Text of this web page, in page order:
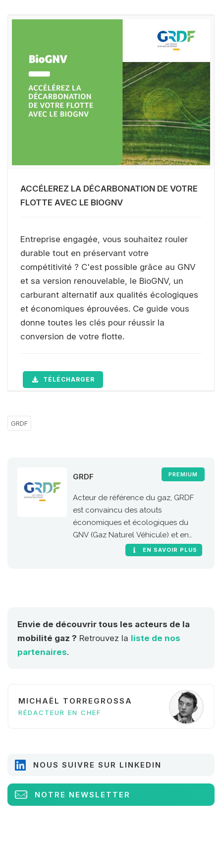
ACCÉLEREZ LA DÉCARBONATION DE VOTRE
FLOTTE AVEC LE BIOGNV
Entreprise engagée, vous souhaitez rouler
durable tout en préservant votre
compétitivité ? C'est possible grâce au GNV
et sa version renouvelable, le BioGNV, un
carburant alternatif aux qualités écologiques
et économiques éprouvées. Ce guide vous
donne toutes les clés pour réussir la
conversion de votre flotte.
TÉLÉCHARGER
GRDF
PREMIUM
GRDF
Acteur de référence du gaz, GRDF
est convaincu des atouts
économiques et écologiques du
GNV (Gaz Naturel Véhicule) et en
particulier de sa version 100 %
EN SAVOIR PLUS
Envie de découvrir tous les acteurs de la
mobilité gaz ? Retrouvez la liste de nos
partenaires.
MICHAËL TORREGROSSA
RÉDACTEUR EN CHEF
NOUS SUIVRE SUR LINKEDIN
NOTRE NEWSLETTER